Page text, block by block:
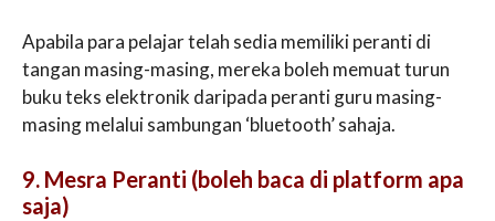
Apabila para pelajar telah sedia memiliki peranti di
tangan masing-masing, mereka boleh memuat turun
buku teks elektronik daripada peranti guru masing-
masing melalui sambungan ‘bluetooth’ sahaja.
9. Mesra Peranti (boleh baca di platform apa
saja)